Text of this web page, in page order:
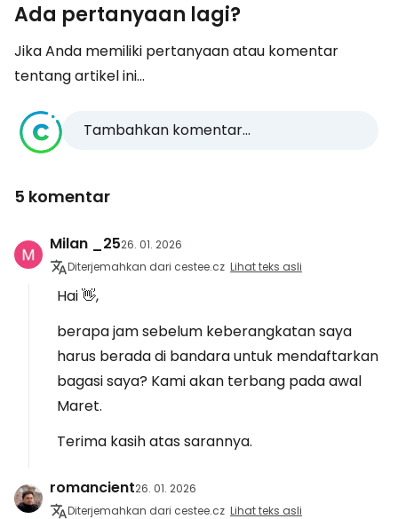
Ada pertanyaan lagi?
Jika Anda memiliki pertanyaan atau komentar
tentang artikel ini...
Tambahkan komentar...
5 komentar
Milan _2526. 01. 2026
Diterjemahkan dari cestee.cz Lihat teks asli
Hai 👋,
berapa jam sebelum keberangkatan saya
harus berada di bandara untuk mendaftarkan
bagasi saya? Kami akan terbang pada awal
Maret.
Terima kasih atas sarannya.
romancient26. 01. 2026
Diterjemahkan dari cestee.cz Lihat teks asli